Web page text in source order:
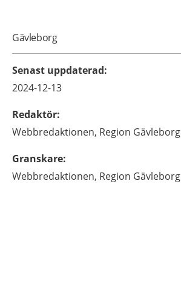
Gävleborg
Senast uppdaterad:
2024-12-13
Redaktör:
Webbredaktionen, Region Gävleborg
Granskare:
Webbredaktionen, Region Gävleborg